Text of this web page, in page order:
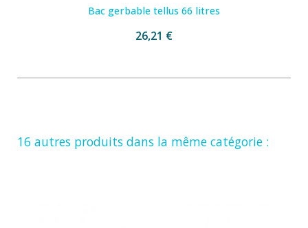
Bac gerbable tellus 66 litres
26,21 €
16 autres produits dans la même catégorie :